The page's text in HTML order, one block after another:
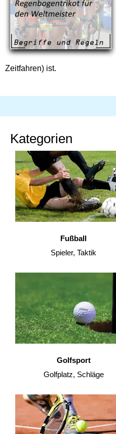
Zeitfahren) ist.
Kategorien
Fußball
Spieler, Taktik
Golfsport
Golfplatz, Schläge